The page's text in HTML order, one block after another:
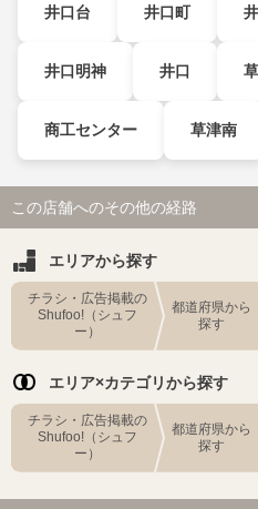
井口台 井口町
井口明神 井口
商工センター 草津南
この店舗へのその他の経路
エリアから探す
チラシ・広告掲載の
Shufoo!（シュフ
ー）
都道府県から
探す
エリア×カテゴリから探す
チラシ・広告掲載の
Shufoo!（シュフ
ー）
都道府県から
探す